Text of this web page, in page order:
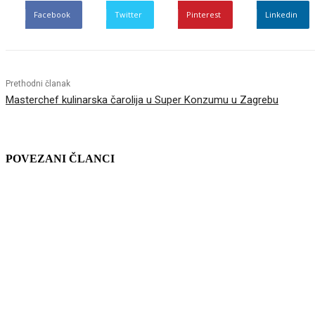
Facebook Twitter Pinterest Linkedin
Prethodni članak
Masterchef kulinarska čarolija u Super Konzumu u Zagrebu
POVEZANI ČLANCI